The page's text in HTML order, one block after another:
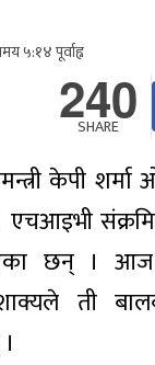
५:१४ पूर्वाह्न
240
SHARE
केपी
छन् ।
ती